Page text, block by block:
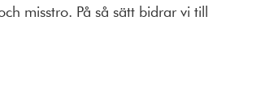
misstro. På så sätt bidrar vi till